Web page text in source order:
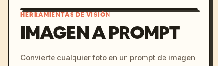
c, cyberpunk sunset, neon
HERRAMIENTAS DE VISIÓN
IMAGEN A PROMPT
Convierte cualquier foto en un prompt de imagen